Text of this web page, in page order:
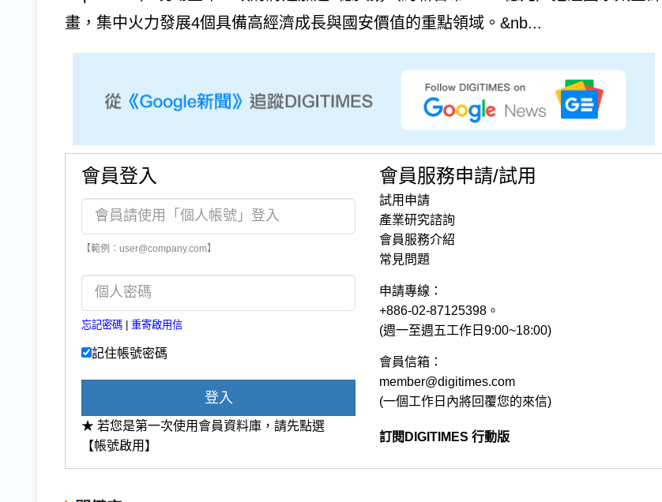
畫，集中火力發展4個具備高經濟成長與國安價值的重點領域。&nb...
會員登入
【範例：user@company.com】
忘記密碼 重寄啟用信
記住帳號密碼
登入
★ 若您是第一次使用會員資料庫，請先點選
【帳號啟用】
會員服務申請/試用
試用申請
產業研究諮詢
會員服務介紹
常見問題
申請專線：
+886-02-87125398。
(週一至週五工作日9:00~18:00)
會員信箱：
member@digitimes.com
(一個工作日內將回覆您的來信)
訂閱DIGITIMES 行動版